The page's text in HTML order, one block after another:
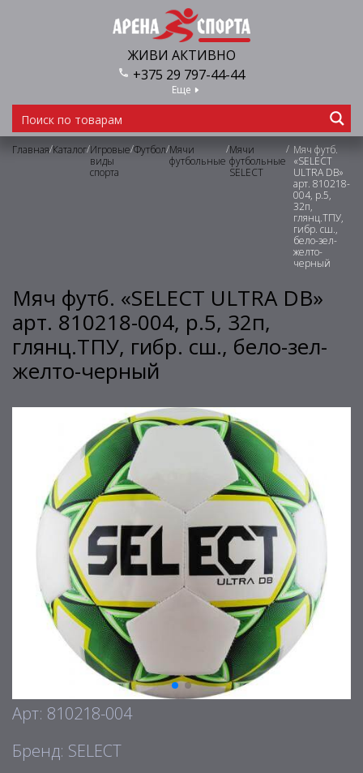
ЖИВИ АКТИВНО
+375 29 797-44-44
Еще
Главная/Каталог/Игровые
виды
спорта
/Футбол/Мячи
футбольные
/Мячи
футбольные
SELECT
/ Мяч футб.
«SELECT
ULTRA DB»
арт. 810218-
004, р.5,
32п,
глянц.ТПУ,
гибр. сш.,
бело-зел-
желто-
черный
Мяч футб. «SELECT ULTRA DB»
арт. 810218-004, р.5, 32п,
глянц.ТПУ, гибр. сш., бело-зел-
желто-черный
Арт: 810218-004
Бренд: SELECT